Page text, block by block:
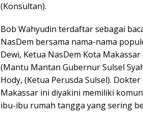
(Konsultan).
Bob Wahyudin terdaftar sebagai
NasDem bersama nama-nama
Dewi, Ketua NasDem Kota
(Mantu Mantan Gubernur Sulsel
Hody, (Ketua Perusda Sulsel).
Makassar ini diyakini memiliki
ibu-ibu rumah tangga yang sering